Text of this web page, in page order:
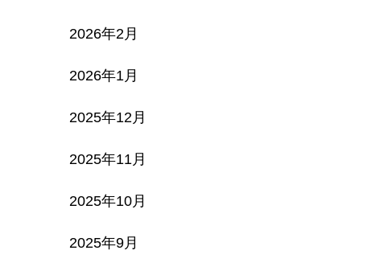
2026年2月
2026年1月
2025年12月
2025年11月
2025年10月
2025年9月